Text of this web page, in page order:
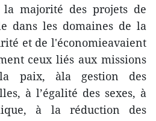
majorité des projets de
dans les domaines de la
et de l'économieavaient
ceux liés aux missions
paix, àla gestion des
à l’égalité des sexes, à
à la réduction des